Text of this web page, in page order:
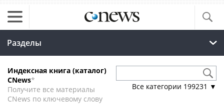
Разделы
Индексная книга (каталог)
CNews*
Получите все материалы
CNews по ключевому слову
Все категории 199231 ▼